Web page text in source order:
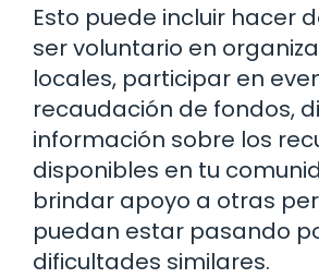
Esto puede incluir hacer
ser voluntario en
locales, participar en
recaudación de fondos,
información sobre los
disponibles en tu
brindar apoyo a otras
puedan estar pasando
dificultades similares.